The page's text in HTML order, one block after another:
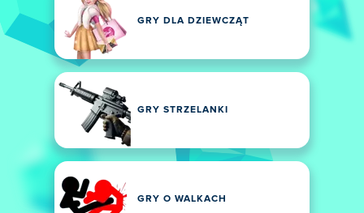
GRY DLA DZIEWCZĄT
GRY STRZELANKI
GRY O WALKACH